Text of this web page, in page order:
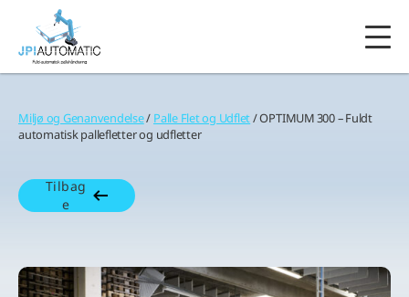
Miljø og Genanvendelse/ Palle Flet og Udflet/ OPTIMUM 300 – Fuldt
automatisk pallefletter og udfletter
Tilbag
e